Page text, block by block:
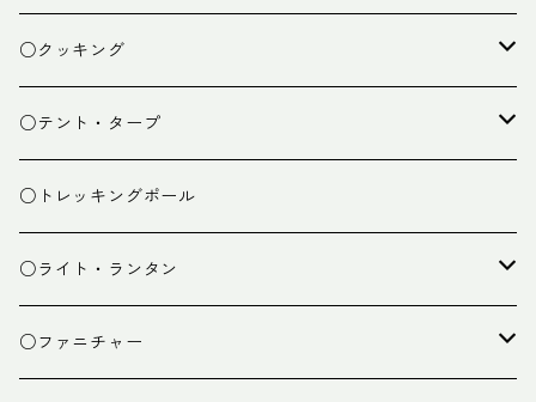
ザック
スタッフバッグ
ザック小物
○クッキング
クッカー
バーナー
カトラリー
クッキング小物
○テント・タープ
テント
タープ
ペグ・ハンマー・小物
○トレッキングポール
○ライト・ランタン
ライト
○ファニチャー